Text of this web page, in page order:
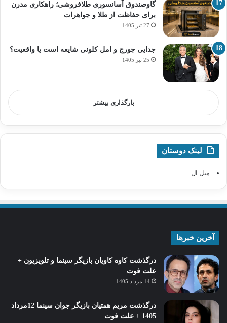
گاوصندوق آسانسوری طلافروشی؛ راهکاری مدرن
برای حفاظت از طلا و جواهرات
27 تیر 1405
جدایی جورج و امل کلونی شایعه است یا واقعیت؟
25 تیر 1405
بارگذاری بیشتر
لینک دوستان
مبل ال
آخرین خبرها
درگذشت کاوه کاویان بازیگر سینما و تلویزیون +
علت فوت
14 مرداد 1405
درگذشت مریم همتیان بازیگر جوان سینما 12مرداد
1405 + علت فوت